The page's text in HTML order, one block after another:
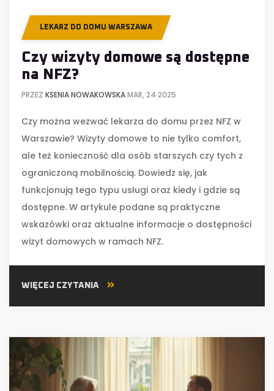
LEKARZ DO DOMU WARSZAWA
Czy wizyty domowe są dostępne
na NFZ?
PRZEZ KSENIA NOWAKOWSKAMAR, 24 2025
Czy można wezwać lekarza do domu przez NFZ w
Warszawie? Wizyty domowe to nie tylko comfort,
ale też konieczność dla osób starszych czy tych z
ograniczoną mobilnością. Dowiedz się, jak
funkcjonują tego typu usługi oraz kiedy i gdzie są
dostępne. W artykule podane są praktyczne
wskazówki oraz aktualne informacje o dostępności
wizyt domowych w ramach NFZ.
WIĘCEJ CZYTANIA